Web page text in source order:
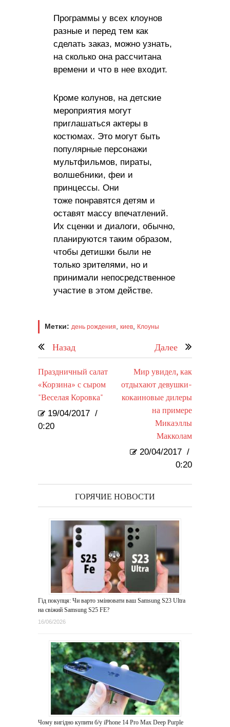
Программы у всех клоунов
разные и перед тем как
сделать заказ, можно узнать,
на сколько она рассчитана
времени и что в нее входит.
Кроме колунов, на детские
мероприятия могут
приглашаться актеры в
костюмах. Это могут быть
популярные персонажи
мультфильмов, пираты,
волшебники, феи и
принцессы. Они
тоже понравятся детям и
оставят массу впечатлений.
Их сценки и диалоги, обычно,
планируются таким образом,
чтобы детишки были не
только зрителями, но и
принимали непосредственное
участие в этом действе.
Метки: день рождения киев Клоуны
Назад Далее
Праздничный салат
«Корзина» с сыром
"Веселая Коровка"
19/04/2017 /
0:20
Мир увидел, как
отдыхают девушки-
кокаиновые дилеры
на примере
Микаэллы
Макколам
20/04/2017 /
0:20
ГОРЯЧИЕ НОВОСТИ
Гід покупця: Чи варто змінювати ваш Samsung S23 Ultra
на свіжий Samsung S25 FE?
16/06/2026
Чому вигідно купити б/у iPhone 14 Pro Max Deep Purple